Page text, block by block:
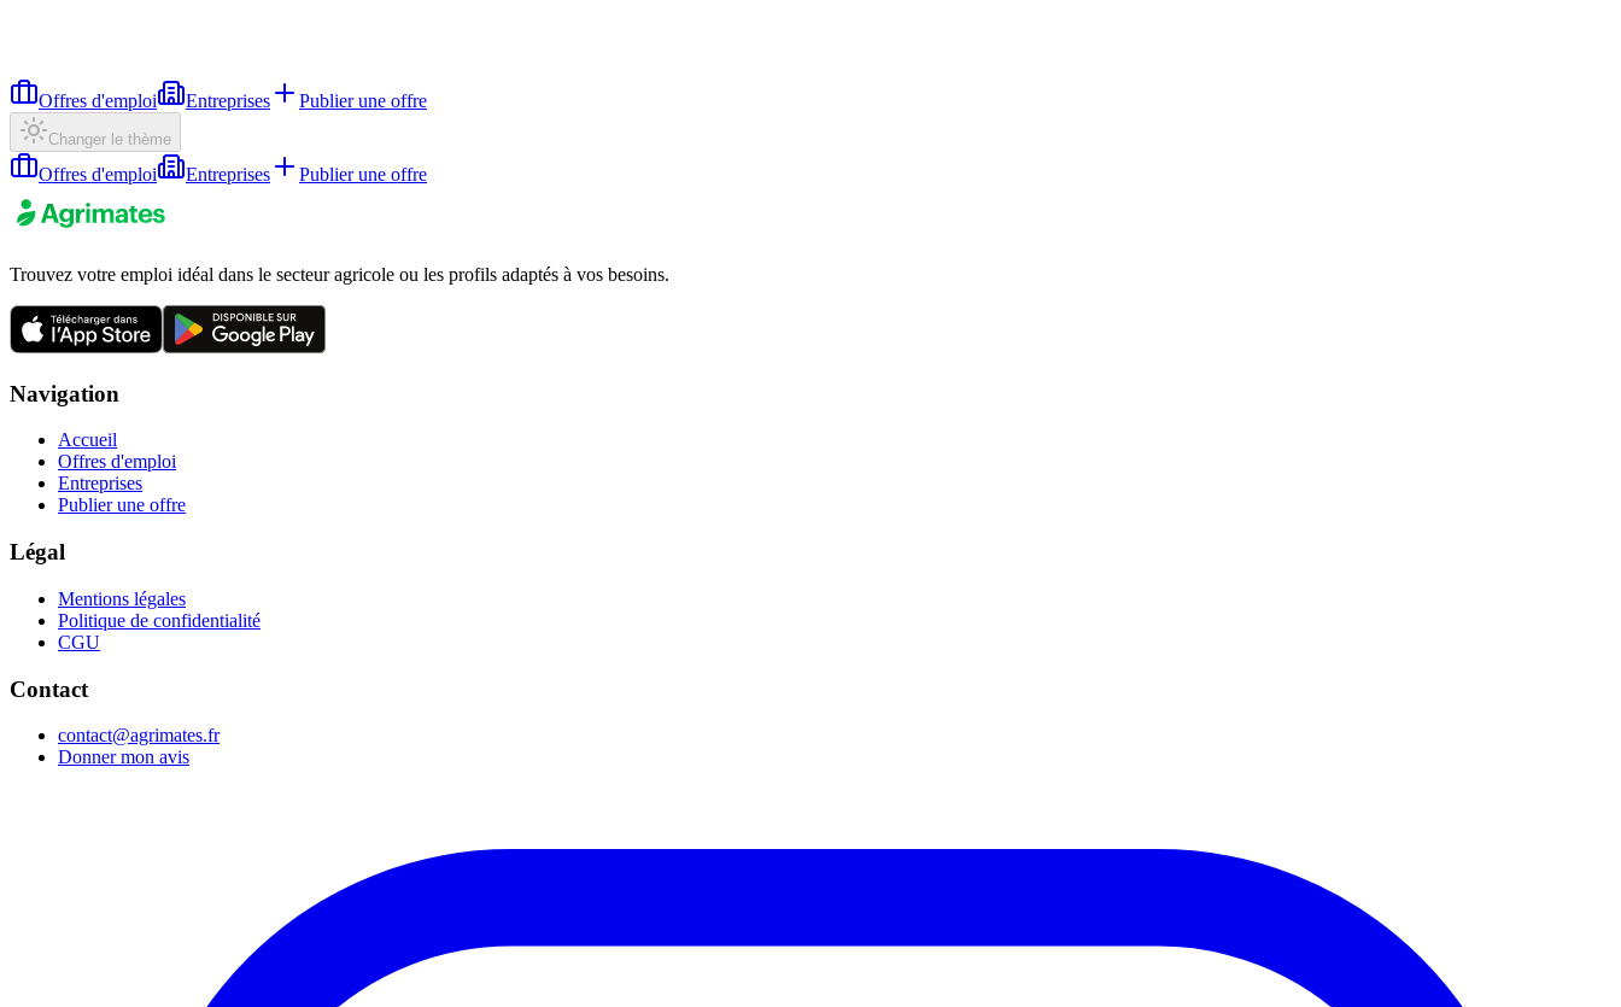
Offres d'emploi Entreprises Publier une offre
Changer le thème
Offres d'emploi Entreprises Publier une offre
Trouvez votre emploi idéal dans le secteur agricole ou les profils adaptés à vos besoins.
Navigation
Accueil
Offres d'emploi
Entreprises
Publier une offre
Légal
Mentions légales
Politique de confidentialité
CGU
Contact
contact@agrimates.fr
Donner mon avis